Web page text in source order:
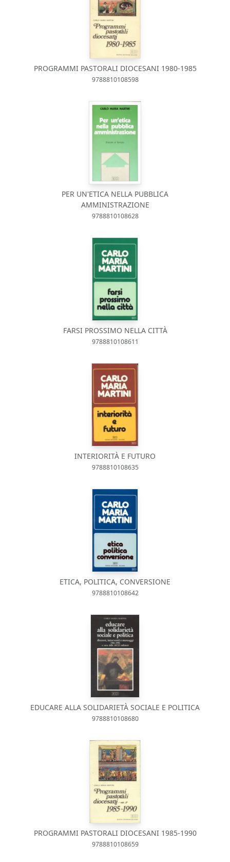
PROGRAMMI PASTORALI DIOCESANI 1980-1985
9788810108598
PER UN'ETICA NELLA PUBBLICA
AMMINISTRAZIONE
9788810108628
FARSI PROSSIMO NELLA CITTÀ
9788810108611
INTERIORITÀ E FUTURO
9788810108635
ETICA, POLITICA, CONVERSIONE
9788810108642
EDUCARE ALLA SOLIDARIETÀ SOCIALE E POLITICA
9788810108680
PROGRAMMI PASTORALI DIOCESANI 1985-1990
9788810108659